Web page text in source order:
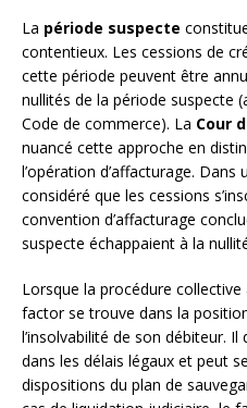
La période suspecte
contentieux. Les cessions de
cette période peuvent être
nullités de la période suspecte
Code de commerce). La Cour
nuancé cette approche en
l’opération d’affacturage.
considéré que les cessions
convention d’affacturage
suspecte échappaient à la
Lorsque la procédure collective
factor se trouve dans la
l’insolvabilité de son débiteur.
dans les délais légaux et peut
dispositions du plan de